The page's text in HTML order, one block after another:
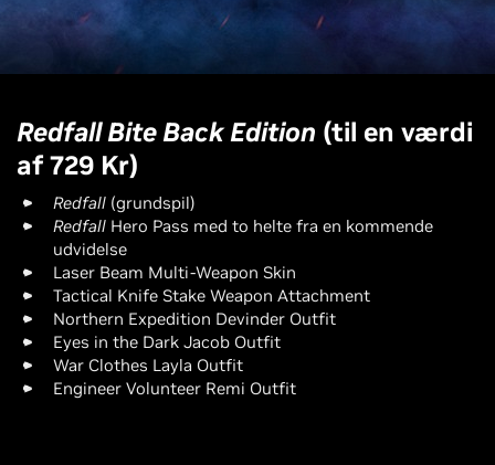
Redfall Bite Back Edition (til en værdi
af 729 Kr)
Redfall(grundspil)
RedfallHero Pass med to helte fra en kommende
udvidelse
Laser Beam Multi-Weapon Skin
Tactical Knife Stake Weapon Attachment
Northern Expedition Devinder Outfit
Eyes in the Dark Jacob Outfit
War Clothes Layla Outfit
Engineer Volunteer Remi Outfit